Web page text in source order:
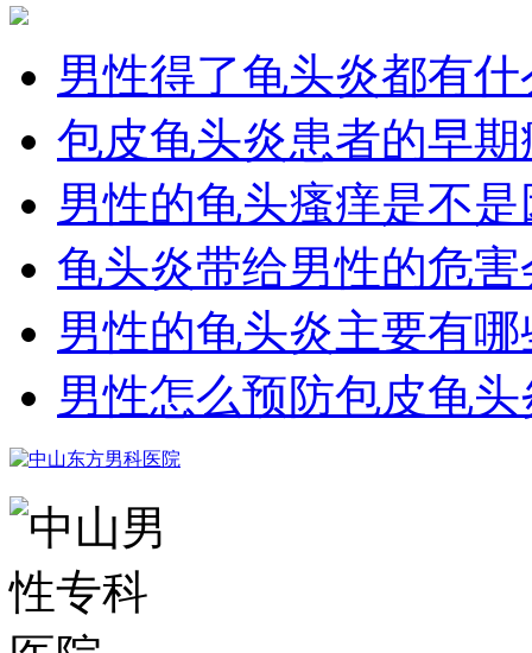
男性得了龟头炎都有
包皮龟头炎患者的早
男性的龟头瘙痒是不
龟头炎带给男性的危
男性的龟头炎主要有
男性怎么预防包皮龟